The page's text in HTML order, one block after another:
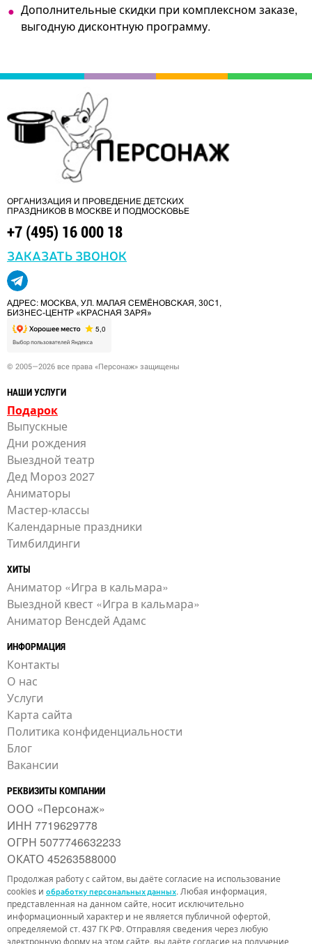
Дополнительные скидки при комплексном заказе,
выгодную дисконтную программу.
ОРГАНИЗАЦИЯ И ПРОВЕДЕНИЕ ДЕТСКИХ
ПРАЗДНИКОВ В МОСКВЕ И ПОДМОСКОВЬЕ
+7 (495) 16 000 18
ЗАКАЗАТЬ ЗВОНОК
АДРЕС: МОСКВА, УЛ. МАЛАЯ СЕМЁНОВСКАЯ, 30С1,
БИЗНЕС-ЦЕНТР «КРАСНАЯ ЗАРЯ»
© 2005—2026 все права «Персонаж» защищены
НАШИ УСЛУГИ
Подарок
Выпускные
Дни рождения
Выездной театр
Дед Мороз 2027
Аниматоры
Мастер-классы
Календарные праздники
Тимбилдинги
ХИТЫ
Аниматор «Игра в кальмара»
Выездной квест «Игра в кальмара»
Аниматор Венсдей Адамс
ИНФОРМАЦИЯ
Контакты
О нас
Услуги
Карта сайта
Политика конфиденциальности
Блог
Вакансии
РЕКВИЗИТЫ КОМПАНИИ
ООО «Персонаж»
ИНН 7719629778
ОГРН 5077746632233
ОКАТО 45263588000
Продолжая работу с сайтом, вы даёте согласие на использование
cookies и обработку персональных данных. Любая информация,
представленная на данном сайте, носит исключительно
информационный характер и не является публичной офертой,
определяемой ст. 437 ГК РФ. Отправляя сведения через любую
электронную форму на этом сайте, вы даёте согласие на получение